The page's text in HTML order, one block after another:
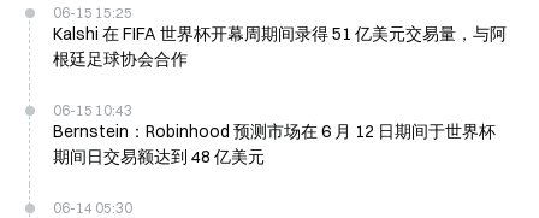
06-15 15:25
Kalshi 在 FIFA 世界杯开幕周期间录得 51 亿美元交易量，与阿
根廷足球协会合作
06-15 10:43
Bernstein：Robinhood 预测市场在 6 月 12 日期间于世界杯
期间日交易额达到 48 亿美元
06-14 05:30